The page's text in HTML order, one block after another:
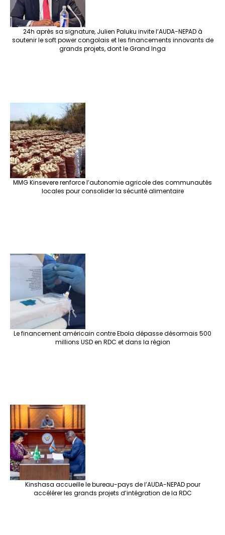
24h après sa signature, Julien Paluku invite l’AUDA-NEPAD à
soutenir le soft power congolais et les financements innovants de
grands projets, dont le Grand Inga
MMG Kinsevere renforce l’autonomie agricole des communautés
locales pour consolider la sécurité alimentaire
Le financement américain contre Ebola dépasse désormais 500
millions USD en RDC et dans la région
Kinshasa accueille le bureau-pays de l’AUDA-NEPAD pour
accélérer les grands projets d’intégration de la RDC